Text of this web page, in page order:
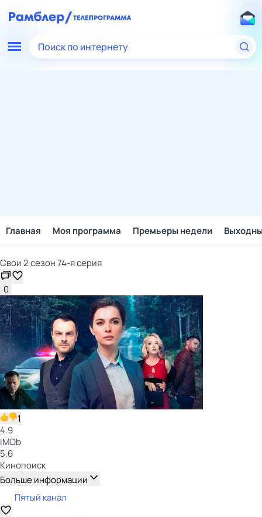
Поиск по интернету
Главная Моя программа Премьеры недели
Свои 2 сезон 74-я серия
0
1
4.9
IMDb
5.6
Кинопоиск
Больше информации
Пятый канал